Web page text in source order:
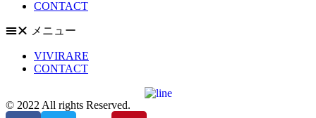
CONTACT
メニュー
VIVIRARE
CONTACT
© 2022 All rights Reserved.